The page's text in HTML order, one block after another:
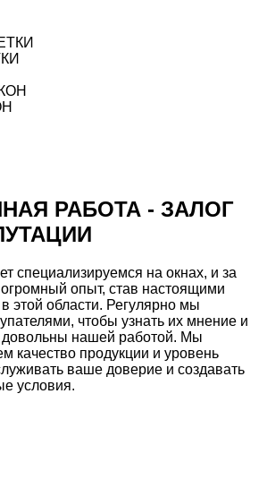
РАБОТА - ЗАЛОГ
специализируемся на окнах, и за
опыт, став настоящими
этой области. Регулярно мы
чтобы узнать их мнение и
довольны нашей работой. Мы
качество продукции и уровень
ваше доверие и создавать
условия.